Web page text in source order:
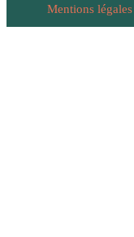
Mentions légales